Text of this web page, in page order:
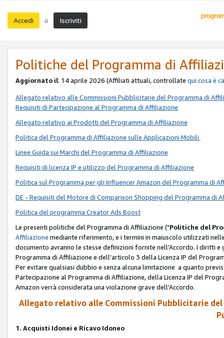
Accedi o Iscriviti
Politiche del Programma di
Aggiornato il: 14 aprile 2026 (Affiliati attuali, controllate qui cosa è
Allegato relativo alle Commissioni Pubblicitarie del Programma di
Requisiti di Partecipazione al Programma di Affiliazione
Allegato relativo ai Prodotti del Programma di Affiliazione
Politica del Programma di Affiliazione sulle Applicazioni Mobili
Linee Guida sui Marchi del Programma di Affiliazione
Requisiti di licenza IP e utilizzo del Programma di Affiliazione
Politica sul Programma per gli Influencer Amazon del Programma di
DE - Requisiti del Motore di Comparison Shopping del Programma di
Politica del programma Creator Ads Boost
Le presenti politiche del Programma di Affiliazione ("Politiche del
Affiliazione mediante riferimento, e i termini in maiuscolo utilizzati
documento avranno le stesse definizioni fornite nell'Accordo. I diritti
Programma di Affiliazione e dell'articolo 3 della Licenza IP del
Per evitare qualsiasi dubbio e senza alcuna limitazione a quanto
Partecipazione al Programma di Affiliazione, della Licenza IP del
Amazon verrà considerata una violazione grave dell'Accordo.
Allegato relativo alle Commissioni Pubblicitarie
1. Acquisti Idonei e Ricavo Idoneo